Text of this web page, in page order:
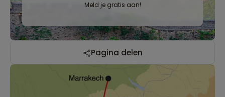
Meld je gratis aan!
Pagina delen